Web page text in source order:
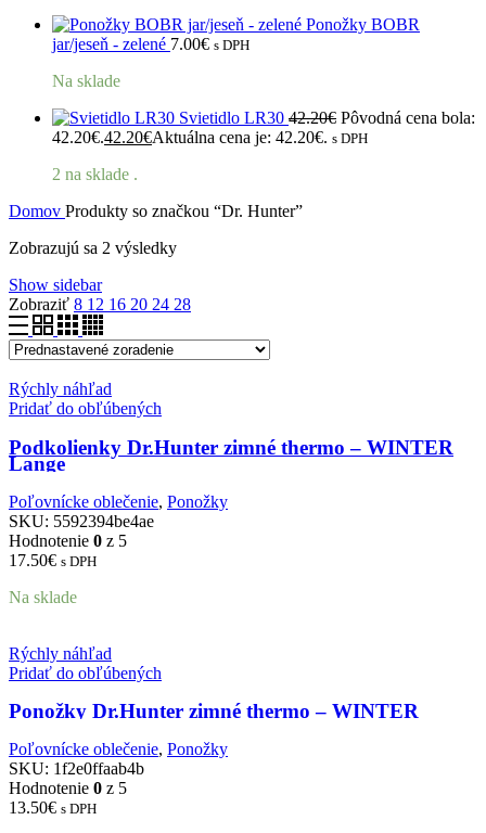
Ponožky BOBR
jar/jeseň - zelené 7.00€ s DPH
Na sklade
Svietidlo LR30 42.20€ Pôvodná cena bola:
42.20€.42.20€Aktuálna cena je: 42.20€. s DPH
2 na sklade .
Domov Produkty so značkou “Dr. Hunter”
Zobrazujú sa 2 výsledky
Show sidebar
Zobraziť 8 12 16 20 24 28
Rýchly náhľad
Pridať do obľúbených
Podkolienky Dr.Hunter zimné thermo – WINTER
Lange
Poľovnícke oblečenie, Ponožky
SKU: 5592394be4ae
Hodnotenie 0 z 5
17.50€ s DPH
Na sklade
Rýchly náhľad
Pridať do obľúbených
Ponožky Dr.Hunter zimné thermo – WINTER
Poľovnícke oblečenie, Ponožky
SKU: 1f2e0ffaab4b
Hodnotenie 0 z 5
13.50€ s DPH